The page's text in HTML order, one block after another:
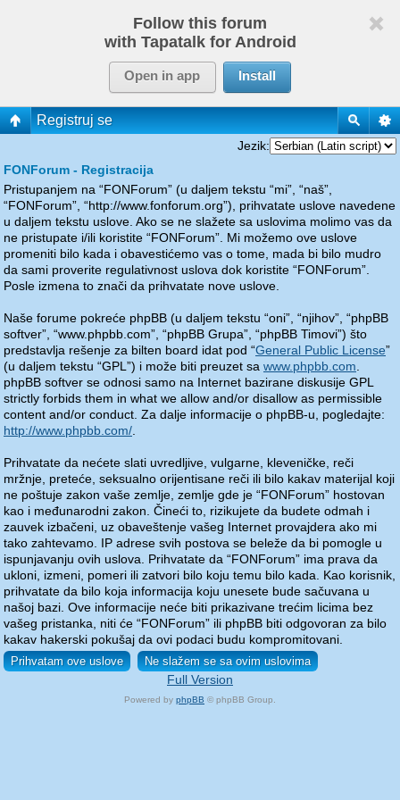
Follow this forum
with Tapatalk for Android
Open in app Install
Registruj se
Jezik:
FONForum - Registracija
Pristupanjem na “FONForum” (u daljem tekstu “mi”, “naš”,
“FONForum”, “http://www.fonforum.org”), prihvatate uslove navedene
u daljem tekstu uslove. Ako se ne slažete sa uslovima molimo vas da
ne pristupate i/ili koristite “FONForum”. Mi možemo ove uslove
promeniti bilo kada i obavestićemo vas o tome, mada bi bilo mudro
da sami proverite regulativnost uslova dok koristite “FONForum”.
Posle izmena to znači da prihvatate nove uslove.
Naše forume pokreće phpBB (u daljem tekstu “oni”, “njihov”, “phpBB
softver”, “www.phpbb.com”, “phpBB Grupa”, “phpBB Timovi”) što
predstavlja rešenje za bilten board idat pod “General Public License”
(u daljem tekstu “GPL”) i može biti preuzet sa www.phpbb.com
phpBB softver se odnosi samo na Internet bazirane diskusije GPL
strictly forbids them in what we allow and/or disallow as permissible
content and/or conduct. Za dalje informacije o phpBB-u, pogledajte:
http://www.phpbb.com/
Prihvatate da nećete slati uvredljive, vulgarne, kleveničke, reči
mržnje, preteće, seksualno orijentisane reči ili bilo kakav materijal koji
ne poštuje zakon vaše zemlje, zemlje gde je “FONForum” hostovan
kao i međunarodni zakon. Čineći to, rizikujete da budete odmah i
zauvek izbačeni, uz obaveštenje vašeg Internet provajdera ako mi
tako zahtevamo. IP adrese svih postova se beleže da bi pomogle u
ispunjavanju ovih uslova. Prihvatate da “FONForum” ima prava da
ukloni, izmeni, pomeri ili zatvori bilo koju temu bilo kada. Kao korisnik,
prihvatate da bilo koja informacija koju unesete bude sačuvana u
našoj bazi. Ove informacije neće biti prikazivane trećim licima bez
vašeg pristanka, niti će “FONForum” ili phpBB biti odgovoran za bilo
kakav hakerski pokušaj da ovi podaci budu kompromitovani.
Full Version
Powered by phpBB © phpBB Group.